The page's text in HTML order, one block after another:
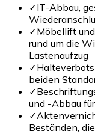
✓IT-Abbau,
✓Möbellift
rund um die
Lastenaufzug
✓
beiden
✓
und -Abbau
✓
Beständen,